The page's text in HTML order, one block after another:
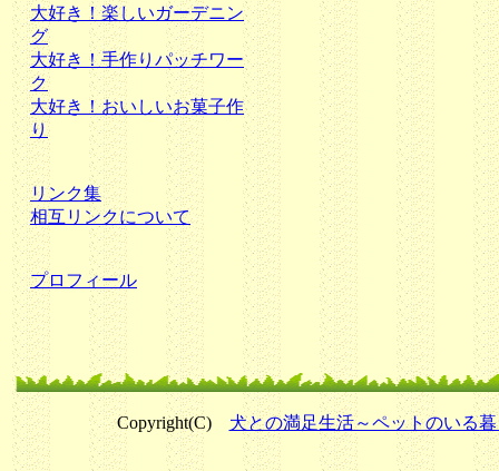
大好き！楽しいガーデニン
グ
大好き！手作りパッチワー
ク
大好き！おいしいお菓子作
り
リンク集
相互リンクについて
プロフィール
Copyright(C) 犬との満足生活～ペットのいる